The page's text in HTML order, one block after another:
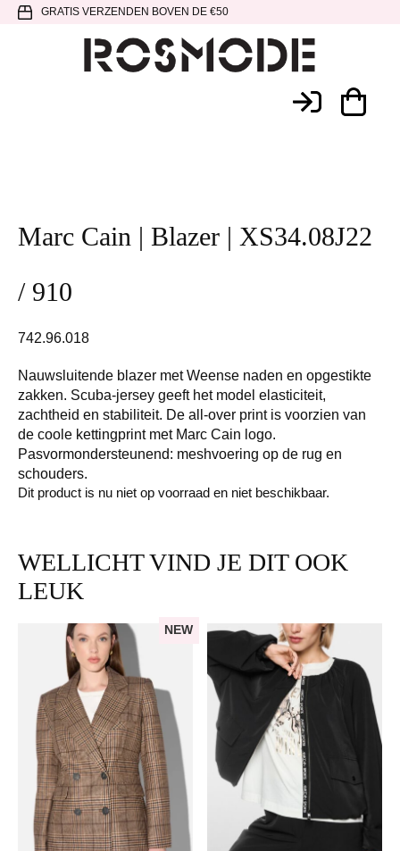
Spring
hoofdnavigatie
Door
SpringGRATIS VERZENDEN BOVEN DE €50
Marc Cain | Blazer | XS34.08J22
/ 910
742.96.018
Nauwsluitende blazer met Weense naden en opgestikte
zakken. Scuba-jersey geeft het model elasticiteit,
zachtheid en stabiliteit. De all-over print is voorzien van
de coole kettingprint met Marc Cain logo.
Pasvormondersteunend: meshvoering op de rug en
schouders.
Dit product is nu niet op voorraad en niet beschikbaar.
WELLICHT VIND JE DIT OOK
LEUK
NEW